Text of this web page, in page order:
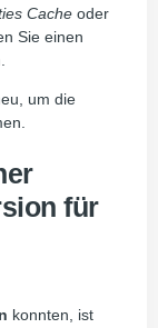
Cache oder
Sie einen
um die
für
konnten, ist